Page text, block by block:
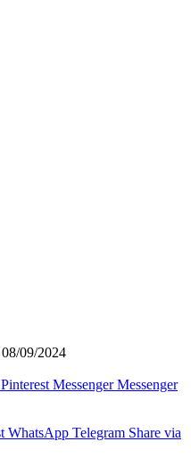
08/09/2024
Pinterest Messenger Messenger
WhatsApp Telegram Share via